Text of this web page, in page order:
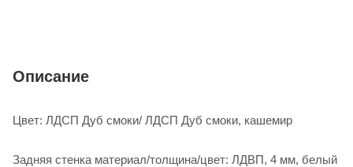
Описание
Цвет: ЛДСП Дуб смоки/ ЛДСП Дуб смоки, кашемир
Задняя стенка материал/толщина/цвет: ЛДВП, 4 мм, белый